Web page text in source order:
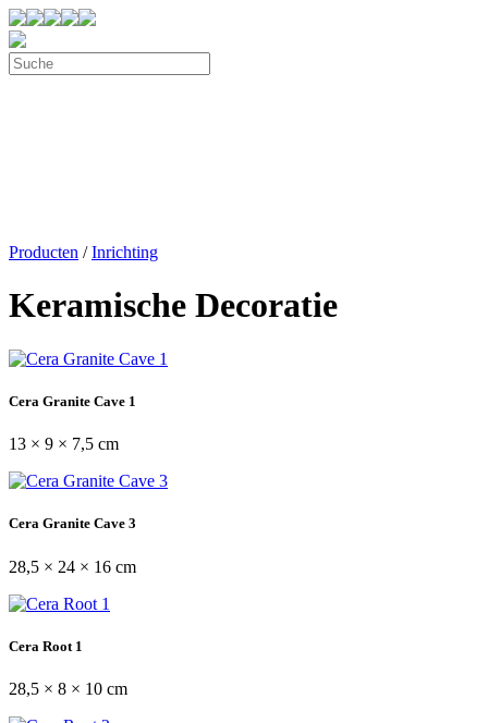
Producten /Inrichting
Keramische Decoratie
Cera Granite Cave 1
13 × 9 × 7,5 cm
Cera Granite Cave 3
28,5 × 24 × 16 cm
Cera Root 1
28,5 × 8 × 10 cm